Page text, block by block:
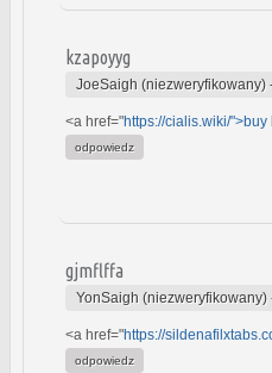
kzapoyyg
JoeSaigh (niezweryfikowany)
<a href="https://cialis.wiki/">buy
odpowiedz
gjmflffa
YonSaigh (niezweryfikowany)
<a href="https://
odpowiedz